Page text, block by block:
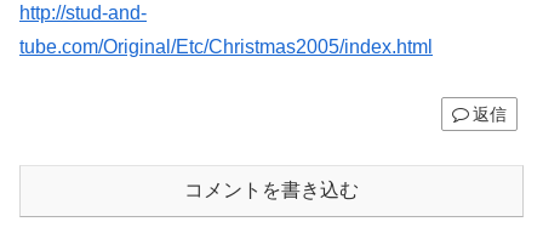
http://stud-and-
tube.com/Original/Etc/Christmas2005/index.html
返信
コメントを書き込む